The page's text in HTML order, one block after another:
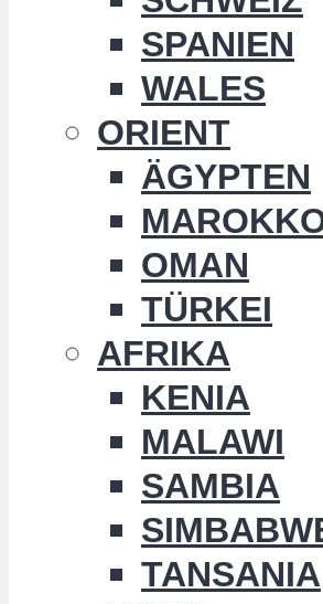
SPANIEN
WALES
ORIENT
ÄGYPTEN
OMAN
TÜRKEI
AFRIKA
KENIA
MALAWI
SAMBIA
TANSANIA